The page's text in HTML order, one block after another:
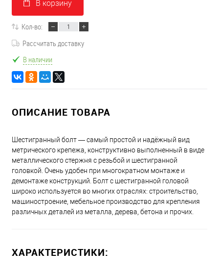
В корзину
Кол-во:
Рассчитать доставку
В наличии
ОПИСАНИЕ ТОВАРА
Шестигранный болт — самый простой и надёжный вид
метрического крепежа, конструктивно выполненный в виде
металлического стержня с резьбой и шестигранной
головкой. Очень удобен при многократном монтаже и
демонтаже конструкций. Болт с шестигранной головой
широко используется во многих отраслях: строительство,
машиностроение, мебельное производство для крепления
различных деталей из металла, дерева, бетона и прочих.
ХАРАКТЕРИСТИКИ: